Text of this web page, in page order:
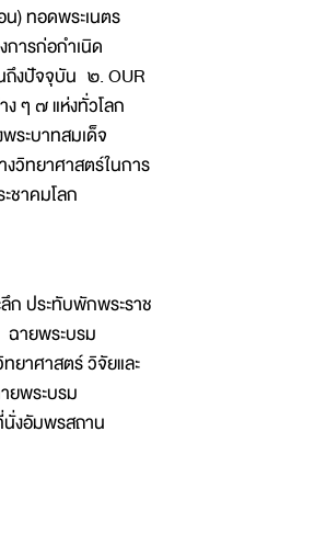
) ทอดพระเนตร
ารก่อกำเนิด
ถึงปัจจุบัน ๒. OUR
ๆ ๗ แห่งทั่วโลก
ระบาทสมเด็จ
วิทยาศาสตร์ในการ
ชาคมโลก
ก ประทับพักพระราช
ฉายพระบรม
ยาศาสตร์ วิจัยและ
ยพระบรม
งอัมพรสถาน